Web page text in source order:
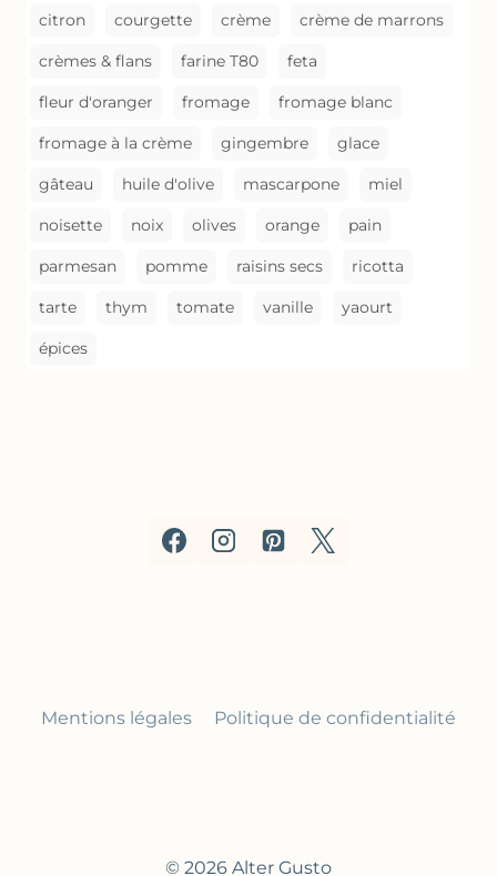
citron courgette crème crème de marrons
crèmes & flans farine T80 feta
fleur d'oranger fromage fromage blanc
fromage à la crème gingembre glace
gâteau huile d'olive mascarpone miel
noisette noix olives orange pain
parmesan pomme raisins secs ricotta
tarte thym tomate vanille yaourt
épices
Mentions légales Politique de confidentialité
© 2026 Alter Gusto